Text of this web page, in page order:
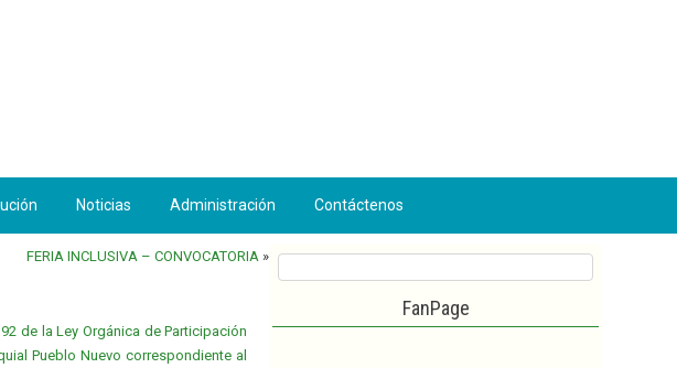
Noticias Administración Contáctenos
FERIA INCLUSIVA – CONVOCATORIA »
de la Ley Orgánica de Participación
Pueblo Nuevo correspondiente al
FanPage